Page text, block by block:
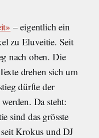
– eigentlich ein
zu Eluveitie. Seit
nach oben. Die
drehen sich um
dürfte der
Da steht:
sind das grösste
Krokus und DJ